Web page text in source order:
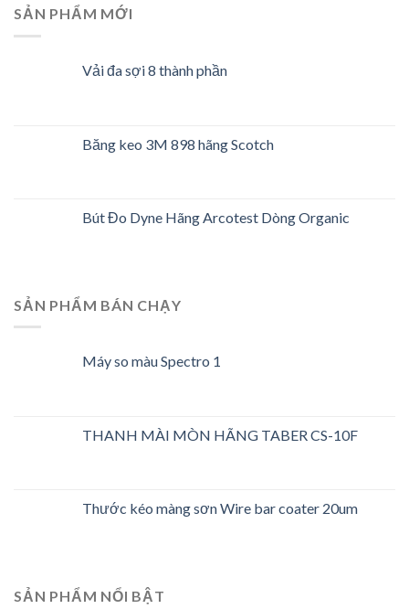
SẢN PHẨM MỚI
Vải đa sợi 8 thành phần
Băng keo 3M 898 hãng Scotch
Bút Đo Dyne Hãng Arcotest Dòng Organic
SẢN PHẨM BÁN CHẠY
Máy so màu Spectro 1
THANH MÀI MÒN HÃNG TABER CS-10F
Thước kéo màng sơn Wire bar coater 20um
SẢN PHẨM NỔI BẬT